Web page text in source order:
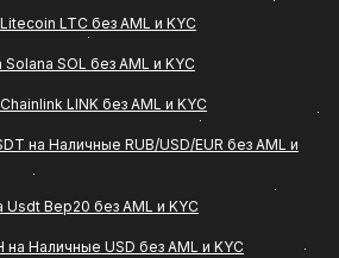
DAI) на Cardano ADA через
ниже вы найдете подробное
особенностей
и основных рекомендаций по
Dai DAI на Cardano
LTC без AML и KYC
SOL без AML и KYC
LINK без AML и KYC
на Наличные RUB/USD/EUR без AML и
Bep20 без AML и KYC
Наличные USD без AML и KYC